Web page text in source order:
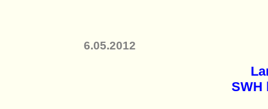
6.05.2012
SWH